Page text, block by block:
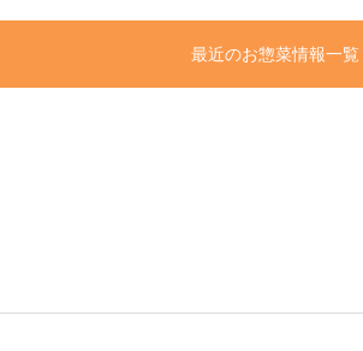
最近のお惣菜情報一覧